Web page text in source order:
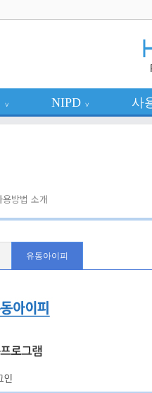
∨ NIPD ∨ 사
방법 소개
유동아이피